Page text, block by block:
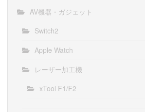
AV機器・ガジェット
Switch2
Apple Watch
レーザー加工機
xTool F1/F2